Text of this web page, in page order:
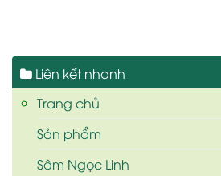
Liên kết nhanh
Trang chủ
Sản phẩm
Sâm Ngọc Linh